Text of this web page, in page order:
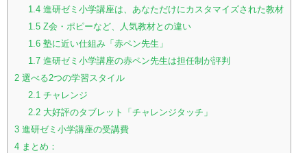
1.4進研ゼミ小学講座は、あなただけにカスタマイズされた教材
1.5Z会・ポピーなど、人気教材との違い
1.6塾に近い仕組み「赤ペン先生」
1.7進研ゼミ小学講座の赤ペン先生は担任制が評判
2 選べる2つの学習スタイル
2.1チャレンジ
2.2大好評のタブレット「チャレンジタッチ」
3 進研ゼミ小学講座の受講費
4 まとめ：